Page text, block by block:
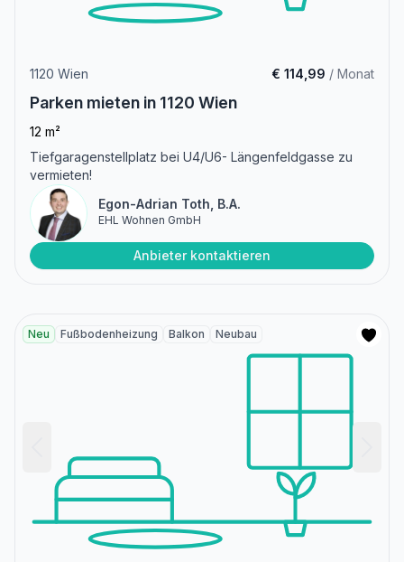
1120 Wien € 114,99 / Monat
Parken mieten in 1120 Wien
12 m²
Tiefgaragenstellplatz bei U4/U6- Längenfeldgasse zu
vermieten!
Egon-Adrian Toth, B.A.
EHL Wohnen GmbH
Anbieter kontaktieren
Neu Fußbodenheizung Balkon Neubau